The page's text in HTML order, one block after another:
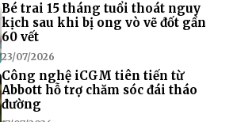
Bé trai 15 tháng tuổi thoát nguy
kịch sau khi bị ong vò vẽ đốt gần
60 vết
23/07/2026
Công nghệ iCGM tiên tiến từ
Abbott hỗ trợ chăm sóc đái tháo
đường